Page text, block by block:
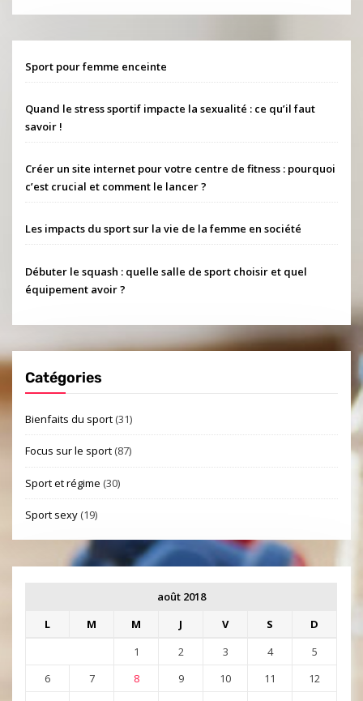
Sport pour femme enceinte
Quand le stress sportif impacte la sexualité : ce qu’il faut
savoir !
Créer un site internet pour votre centre de fitness : pourquoi
c’est crucial et comment le lancer ?
Les impacts du sport sur la vie de la femme en société
Débuter le squash : quelle salle de sport choisir et quel
équipement avoir ?
Catégories
Bienfaits du sport (31)
Focus sur le sport (87)
Sport et régime (30)
Sport sexy (19)
août 2018
L
M M J V S
D
1
2 3 4
5
6
7 8 9 10 11
12